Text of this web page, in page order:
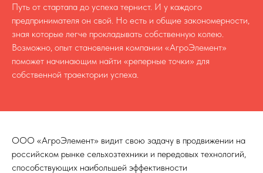
Путь от стартапа до успеха тернист. И у каждого
предпринимателя он свой. Но есть и общие закономерности,
зная которые легче прокладывать собственную колею.
Возможно, опыт становления компании «АгроЭлемент»
поможет начинающим найти «реперные точки» для
собственной траектории успеха.
ООО «АгроЭлемент» видит свою задачу в продвижении на
российском рынке сельхозтехники и передовых технологий,
способствующих наибольшей эффективности